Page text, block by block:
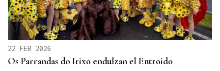
22 FEB 2026
Os Parrandas do Irixo endulzan el Entroido